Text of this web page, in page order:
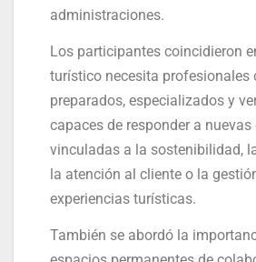
administraciones.
Los participantes coincidieron
turístico necesita profesionales
preparados, especializados y
capaces de responder a
vinculadas a la sostenibilidad,
la atención al cliente o la
experiencias turísticas.
También se abordó la